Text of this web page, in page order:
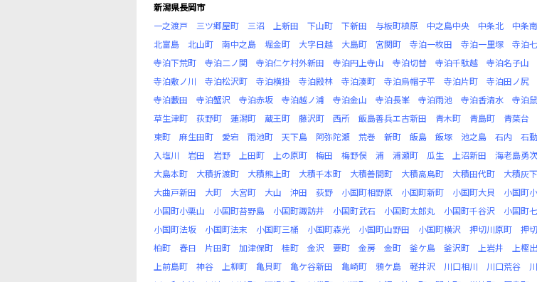
新潟県長岡市
一之渡戸
三ツ郷屋町 三沼 上新田 下山町 下新田 与板町槙原 中之島中央 中条北 中条南
北富島
北山町 南中之島 堀金町 大字日越 大島町 宮関町 寺泊一枚田 寺泊一里塚 寺泊
寺泊下荒町
寺泊二ノ関 寺泊仁ケ村外新田 寺泊円上寺山 寺泊切替 寺泊千駄越 寺泊名子山
寺泊敷ノ川
寺泊松沢町 寺泊横掛 寺泊殿林 寺泊湊町 寺泊烏帽子平 寺泊片町 寺泊田ノ尻
寺泊藪田
寺泊蟹沢 寺泊赤坂 寺泊越ノ浦 寺泊金山 寺泊長峯 寺泊雨池 寺泊香清水 寺泊
草生津町
荻野町 蓮潟町 蔵王町 藤沢町 西所 飯島善兵エ古新田 青木町 青島町 青葉台
東町
麻生田町 愛宕 雨池町 天下島 阿弥陀瀬 荒巻 新町 飯島 飯塚 池之島 石内 石
入塩川
岩田 岩野 上田町 上の原町 梅田 梅野俣 浦 浦瀬町 瓜生 上沼新田 海老島勇
大島本町
大積折渡町 大積熊上町 大積千本町 大積善間町 大積高鳥町 大積田代町 大積灰
大曲戸新田
大町 大宮町 大山 沖田 荻野 小国町相野原 小国町新町 小国町大貝 小国町
小国町小栗山
小国町苔野島 小国町諏訪井 小国町武石 小国町太郎丸 小国町千谷沢 小国町
小国町法坂
小国町法末 小国町三桶 小国町森光 小国町山野田 小国町横沢 押切川原町 押
柏町
春日 片田町 加津保町 桂町 金沢 要町 金房 金町 釜ケ島 釜沢町 上岩井 上樫出
上前島町
神谷 上柳町 亀貝町 亀ケ谷新田 亀崎町 鴉ケ島 軽井沢 川口相川 川口荒谷